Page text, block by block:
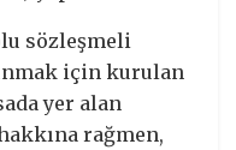
sözleşmeli
için kurulan
yer alan
rağmen,